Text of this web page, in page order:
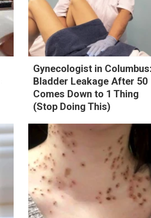
Gynecologist in
Bladder Leakage After 50
Comes Down to 1 Thing
(Stop Doing This)